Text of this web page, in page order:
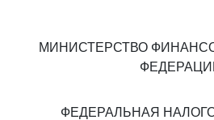
МИНИСТЕРСТВО
ФЕДЕРАЛЬНАЯ